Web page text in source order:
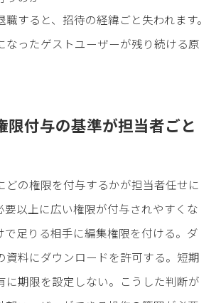
すると、招待の経緯ごと失われます。
なったゲストユーザーが残り続ける原
限付与の基準が担当者ごと
どの権限を付与するかが担当者任せに
要以上に広い権限が付与されやすくな
で足りる相手に編集権限を付ける。ダ
資料にダウンロードを許可する。短期
に期限を設定しない。こうした判断が